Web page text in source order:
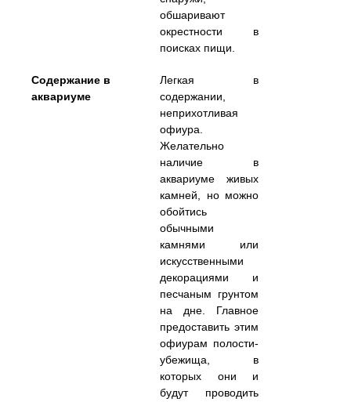
обшаривают
окрестности в
поисках пищи.
Содержание в
аквариуме
Легкая в
содержании,
неприхотливая
офиура.
Желательно
наличие в
аквариуме живых
камней, но можно
обойтись
обычными
камнями или
искусственными
декорациями и
песчаным грунтом
на дне. Главное
предоставить этим
офиурам полости-
убежища, в
которых они и
будут проводить